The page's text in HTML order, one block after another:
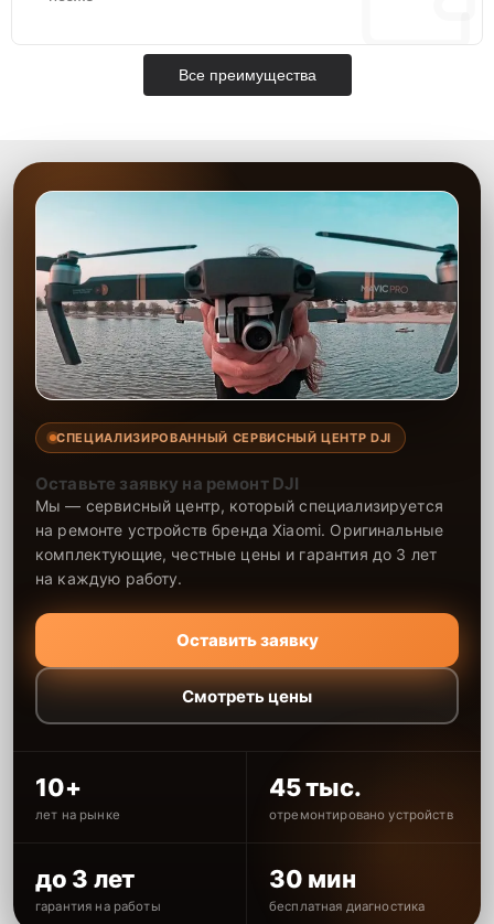
Все преимущества
СПЕЦИАЛИЗИРОВАННЫЙ СЕРВИСНЫЙ ЦЕНТР DJI
Оставьте заявку на ремонт DJI
Мы — сервисный центр, который специализируется
на ремонте устройств бренда Xiaomi. Оригинальные
комплектующие, честные цены и гарантия до 3 лет
на каждую работу.
Оставить заявку
Смотреть цены
10+
лет на рынке
45 тыс.
отремонтировано устройств
до 3 лет
гарантия на работы
30 мин
бесплатная диагностика